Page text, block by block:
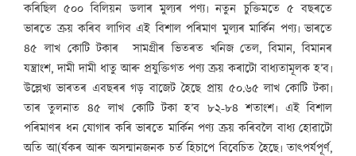
কৰিছিল ৫০০ বিলিয়ন ডলাৰ মুল্যৰ পণ্য৷ নতুন চুক্তিমতে ৫ বছৰতে
ভাৰতে ক্ৰয় কৰিব লাগিব এই বিশাল পৰিমাণ মুল্যৰ মাৰ্কিন পণ্য৷ ভাৰতে
৪৫ লাখ কোটি টকাৰ সামগ্ৰীৰ ভিতৰত খনিজ তেল, বিমান, বিমানৰ
যন্ত্ৰাংশ, দামী দামী ধাতু আৰু প্ৰযুক্তিগত পণ্য ক্ৰয় কৰাটো বাধ্যতামূলক হ’ব৷
উল্লেখ্য ভাৰতৰ এবছৰৰ গড় বাজেট হৈছে প্ৰায় ৫০.৬৫ লাখ কোটি টকা৷
তাৰ তুলনাত ৪৫ লাখ কোটি টকা হ’ব ৮২-৮৪ শতাংশ৷ এই বিশাল
পৰিমাণৰ ধন যোগাৰ কৰি ভাৰতে মাৰ্কিন পণ্য ক্ৰয় কৰিবলৈ বাধ্য হোৱাটো
অতি আ(ৰ্যকৰ আৰু অসন্মানজনক চৰ্ত হিচাপে বিবেচিত হৈছে৷ তাৎপৰ্যপূৰ্ণ,